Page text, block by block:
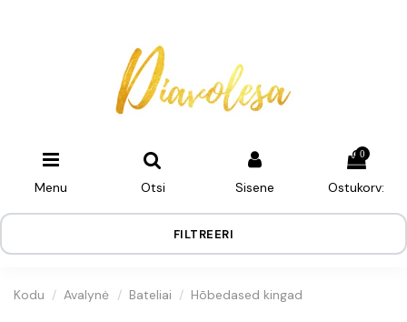
Menu Otsi Sisene
0
Ostukorv:
FILTREERI
Kodu Avalynė Bateliai Hõbedased kingad